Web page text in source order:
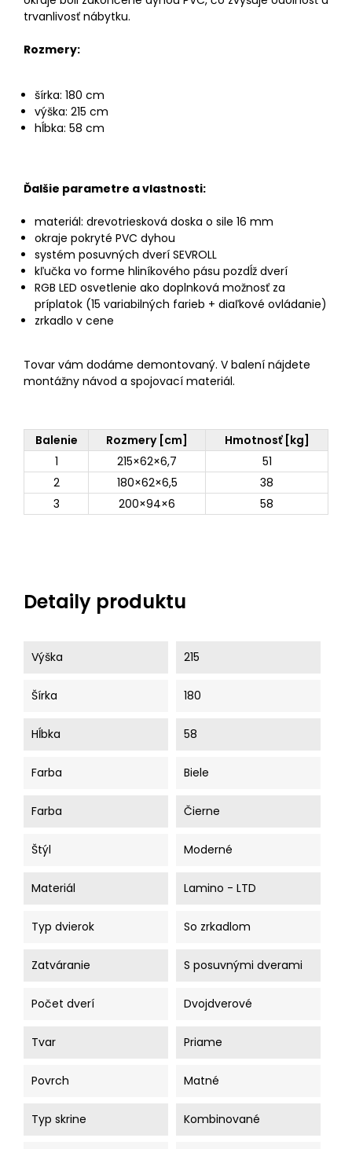
trvanlivosť nábytku.
Rozmery:
šírka: 180 cm
výška: 215 cm
hĺbka: 58 cm
Ďalšie parametre a vlastnosti:
materiál: drevotriesková doska o sile 16 mm
okraje pokryté PVC dyhou
systém posuvných dverí SEVROLL
kľučka vo forme hliníkového pásu pozdĺž dverí
RGB LED osvetlenie ako doplnková možnosť za
príplatok (15 variabilných farieb + diaľkové ovládanie)
zrkadlo v cene
Tovar vám dodáme demontovaný. V balení nájdete
montážny návod a spojovací materiál.
Balenie Rozmery [cm]
Hmotnosť [kg]
1
215×62×6,7
51
2
180×62×6,5
38
3
200×94×6 58
Detaily produktu
Výška 215
Šírka 180
Hĺbka 58
Farba Biele
Farba Čierne
Štýl Moderné
Materiál Lamino - LTD
Typ dvierok So zrkadlom
Zatváranie S posuvnými dverami
Počet dverí Dvojdverové
Tvar Priame
Povrch Matné
Typ skrine Kombinované